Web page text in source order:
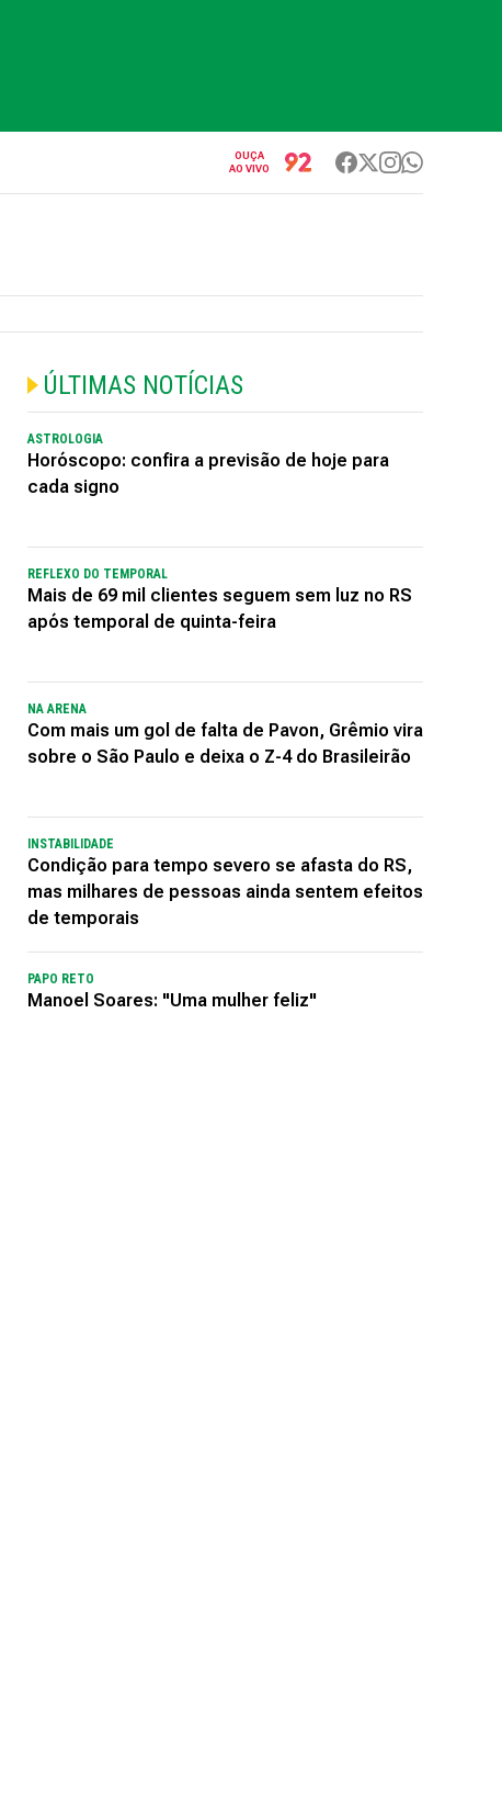
OUÇA
AO VIVO
ÚLTIMAS NOTÍCIAS
ASTROLOGIA
Horóscopo: confira a previsão de hoje para
cada signo
REFLEXO DO TEMPORAL
Mais de 69 mil clientes seguem sem luz no RS
após temporal de quinta-feira
NA ARENA
Com mais um gol de falta de Pavon, Grêmio vira
sobre o São Paulo e deixa o Z-4 do Brasileirão
INSTABILIDADE
Condição para tempo severo se afasta do RS,
mas milhares de pessoas ainda sentem efeitos
de temporais
PAPO RETO
Manoel Soares: "Uma mulher feliz"